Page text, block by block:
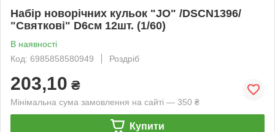
Набір новорічних кульок "JO" /DSCN1396/
"Святкові" D6см 12шт. (1/60)
В наявності
Код: 6985858580949
Роздріб
203,10 ₴
Мінімальна сума замовлення на сайті — 350 ₴
Купити